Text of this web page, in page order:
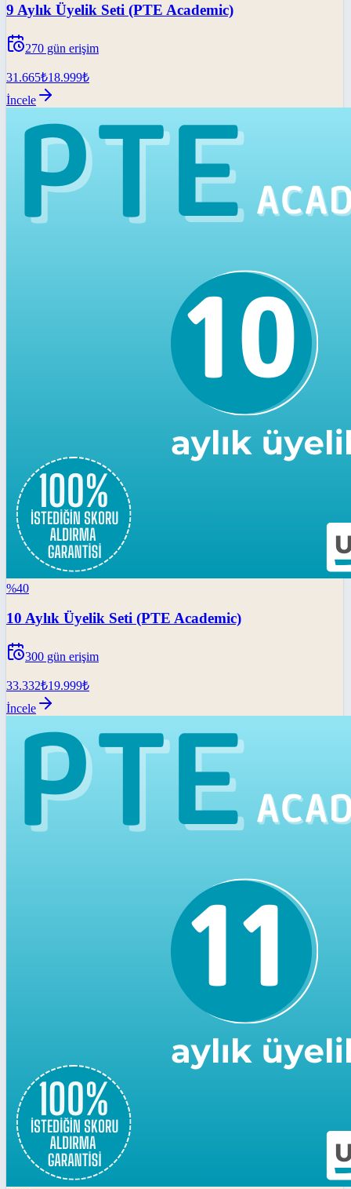
9 Aylık Üyelik Seti (PTE Academic)
270 gün erişim
31.665₺18.999₺
İncele
%40
10 Aylık Üyelik Seti (PTE Academic)
300 gün erişim
33.332₺19.999₺
İncele